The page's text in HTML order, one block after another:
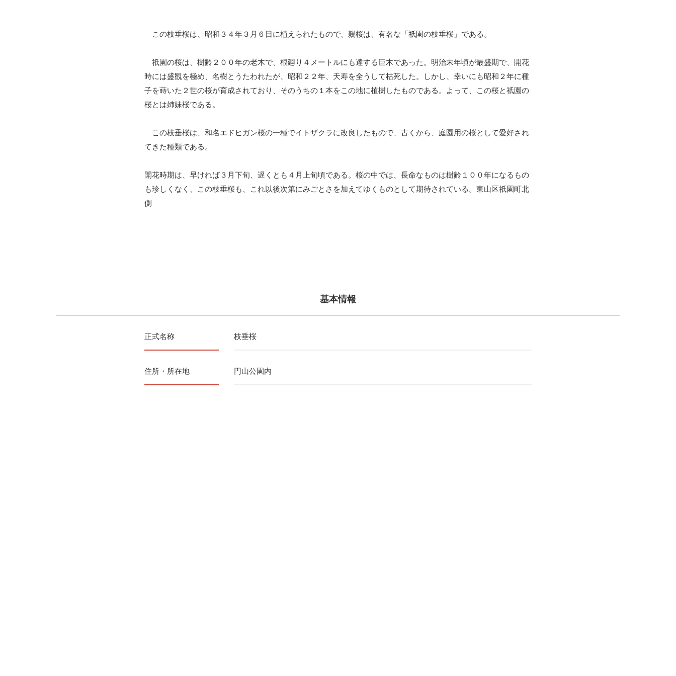
この枝垂桜は、昭和３４年３月６日に植えられたもので、親桜は、有名な「祇園の枝垂桜」である。
祇園の桜は、樹齢２００年の老木で、根廻り４メートルにも達する巨木であった。明治末年頃が最盛期で、開花
時には盛観を極め、名樹とうたわれたが、昭和２２年、天寿を全うして枯死した。しかし、幸いにも昭和２年に種
子を蒔いた２世の桜が育成されており、そのうちの１本をこの地に植樹したものである。よって、この桜と祇園の
桜とは姉妹桜である。
この枝垂桜は、和名エドヒガン桜の一種でイトザクラに改良したもので、古くから、庭園用の桜として愛好され
てきた種類である。
開花時期は、早ければ３月下旬、遅くとも４月上旬頃である。桜の中では、長命なものは樹齢１００年になるもの
も珍しくなく、この枝垂桜も、これ以後次第にみごとさを加えてゆくものとして期待されている。東山区祇園町北
側
基本情報
正式名称 枝垂桜
住所・所在地 円山公園内